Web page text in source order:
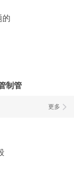
的
制管
更多